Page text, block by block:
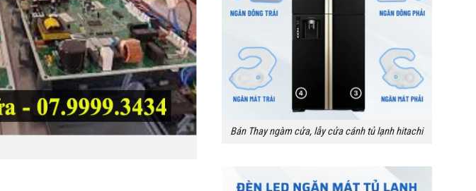
Bán Thay ngàm cửa, lẫy cửa cánh tủ lạnh hitachi